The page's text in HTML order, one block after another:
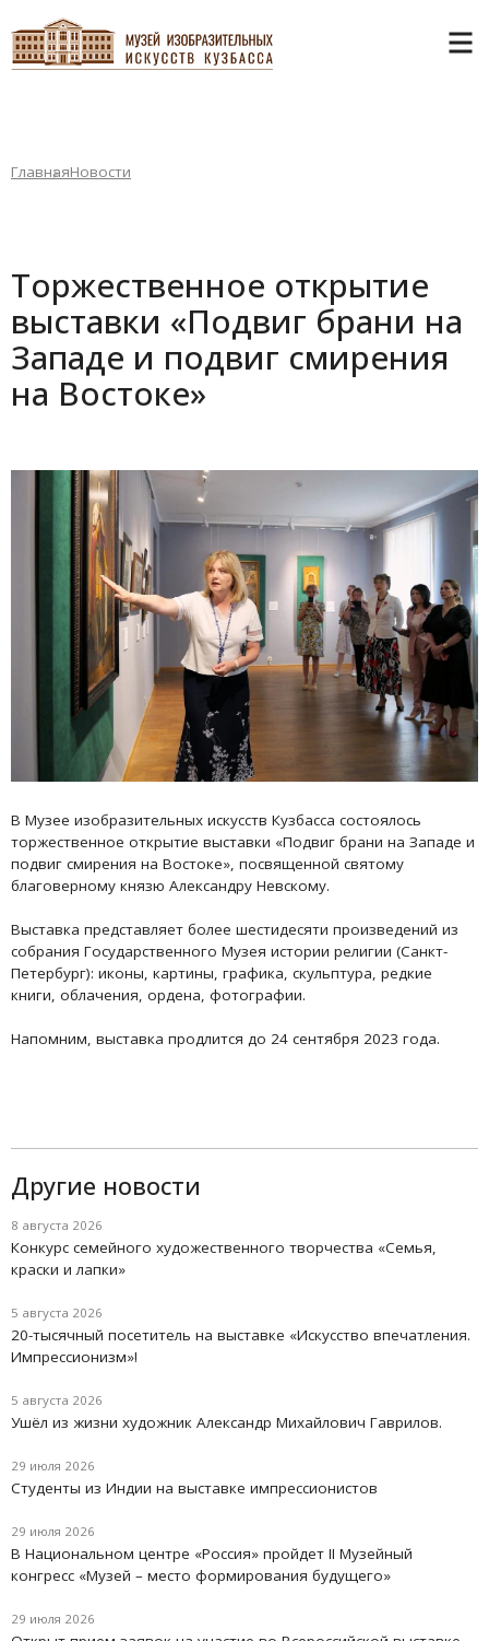
ГлавнаяНовости
Торжественное открытие
выставки «Подвиг брани на
Западе и подвиг смирения
на Востоке»
В Музее изобразительных искусств Кузбасса состоялось
торжественное открытие выставки «Подвиг брани на Западе и
подвиг смирения на Востоке», посвященной святому
благоверному князю Александру Невскому.
Выставка представляет более шестидесяти произведений из
собрания Государственного Музея истории религии (Санкт-
Петербург): иконы, картины, графика, скульптура, редкие
книги, облачения, ордена, фотографии.
Напомним, выставка продлится до 24 сентября 2023 года.
Другие новости
8 августа 2026
Конкурс семейного художественного творчества «Семья,
краски и лапки»
5 августа 2026
20-тысячный посетитель на выставке «Искусство впечатления.
Импрессионизм»!
5 августа 2026
Ушёл из жизни художник Александр Михайлович Гаврилов.
29 июля 2026
Студенты из Индии на выставке импрессионистов
29 июля 2026
В Национальном центре «Россия» пройдет II Музейный
конгресс «Музей – место формирования будущего»
29 июля 2026